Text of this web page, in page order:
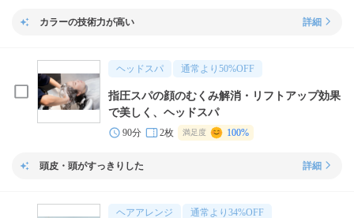
カラーの技術力が高い 詳細
ヘッドスパ 通常より 50%OFF
指圧スパの顔のむくみ解消・リフトアップ効果
で美しく、ヘッドスパ
90分 2枚 満足度 100%
頭皮・頭がすっきりした 詳細
ヘアアレンジ 通常より 34%OFF